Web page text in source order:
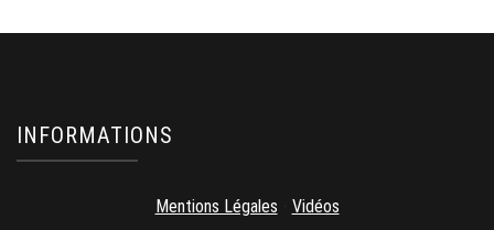
INFORMATIONS
Mentions Légales Vidéos